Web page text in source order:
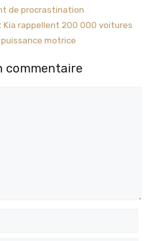
de procrastination
Kia rappellent 200 000 voitures
motrice
commentaire